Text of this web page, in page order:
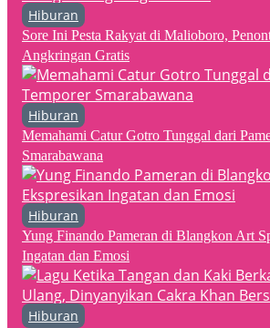
Hiburan
Sore Ini Pesta Rakyat di Malioboro,
Angkringan Gratis
Hiburan
Memahami Catur Gotro Tunggal dari
Smarabawana
Hiburan
Yung Finando Pameran di Blangkon Art
Ingatan dan Emosi
Hiburan